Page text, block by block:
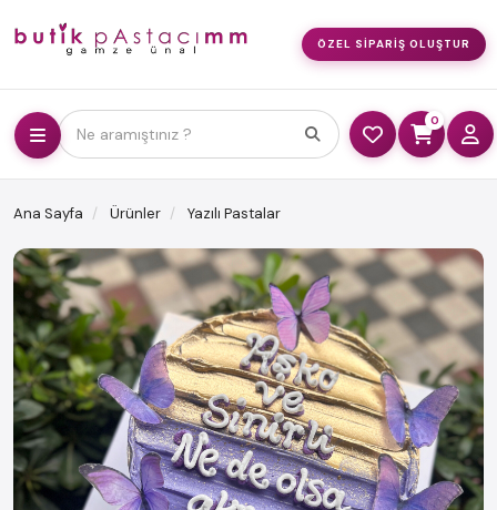
ÖZEL SIPARIŞ OLUŞTUR
Ne aramıştınız ?
0
Ana Sayfa Ürünler Yazılı Pastalar